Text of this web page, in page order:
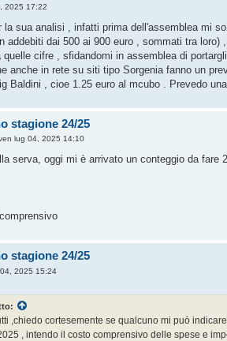
2025 17:22
la sua analisi , infatti prima dell'assemblea mi
addebiti dai 500 ai 900 euro , sommati tra
quelle cifre , sfidandomi in assemblea di
anche in rete su siti tipo Sorgenia fanno un
Baldini , cioe 1.25 euro al mcubo . Prevedo
stagione 24/25
lug 04, 2025 14:10
serva, oggi mi è arrivato un conteggio da fare
stagione 24/25
2025 15:24
,chiedo cortesemente se qualcuno mi può
, intendo il costo comprensivo delle spese e